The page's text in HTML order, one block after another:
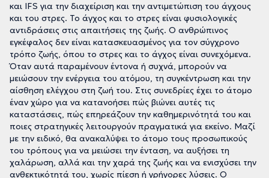
και IFS για την διαχείριση και την αντιμετώπιση του άγχους
και του στρες. Το άγχος και το στρες είναι φυσιολογικές
αντιδράσεις στις απαιτήσεις της ζωής. Ο ανθρώπινος
εγκέφαλος δεν είναι κατασκευασμένος για τον σύγχρονο
τρόπο ζωής, όπου το στρες και το άγχος είναι συνεχόμενα.
Όταν αυτά παραμένουν έντονα ή συχνά, μπορούν να
μειώσουν την ενέργεια του ατόμου, τη συγκέντρωση και την
αίσθηση ελέγχου στη ζωή του. Στις συνεδρίες έχει το άτομο
έναν χώρο για να κατανοήσει πώς βιώνει αυτές τις
καταστάσεις, πώς επηρεάζουν την καθημερινότητά του και
ποιες στρατηγικές λειτουργούν πραγματικά για εκείνο. Μαζί
με την ειδικό, θα ανακαλύψει το άτομο τους προσωπικούς
του τρόπους για να μειώσει την ένταση, να αυξήσει τη
χαλάρωση, αλλά και την χαρά της ζωής και να ενισχύσει την
ανθεκτικότητά του, χωρίς πίεση ή γρήγορες λύσεις. Ο